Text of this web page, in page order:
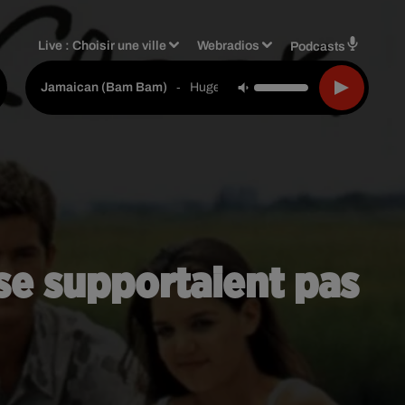
Live :Choisir une ville Webradios Podcasts
Jamaican (bam Bam) - Hugel & Solto (fr)
supportaient pas